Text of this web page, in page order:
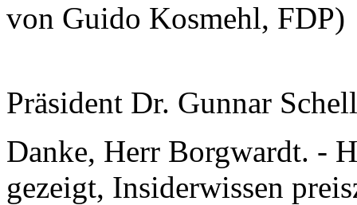
von Guido Kosmehl, FDP)
Präsident Dr. Gunnar
Danke, Herr Borgwardt. -
gezeigt, Insiderwissen